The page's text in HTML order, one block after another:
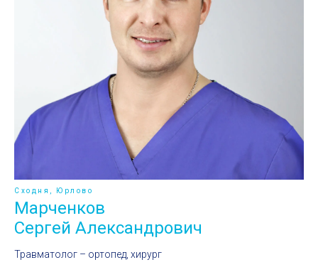
Сходня, Юрлово
Марченков
Сергей Александрович
Травматолог – ортопед, хирург